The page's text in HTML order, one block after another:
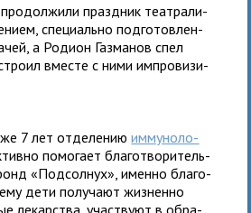
празд­ник теат­ра­ли­
спе­ци­ально под­го­тов­лен­
а Родион Газманов спел
вме­сте с ними импро­ви­зи­
7 лет отде­ле­ниюимму­но­ло­
помо­гает бла­го­тво­ри­тель­
«Подсолнух», именно бла­го­
дети полу­чают жиз­ненно
лекар­ства, участ­вуют в обра­